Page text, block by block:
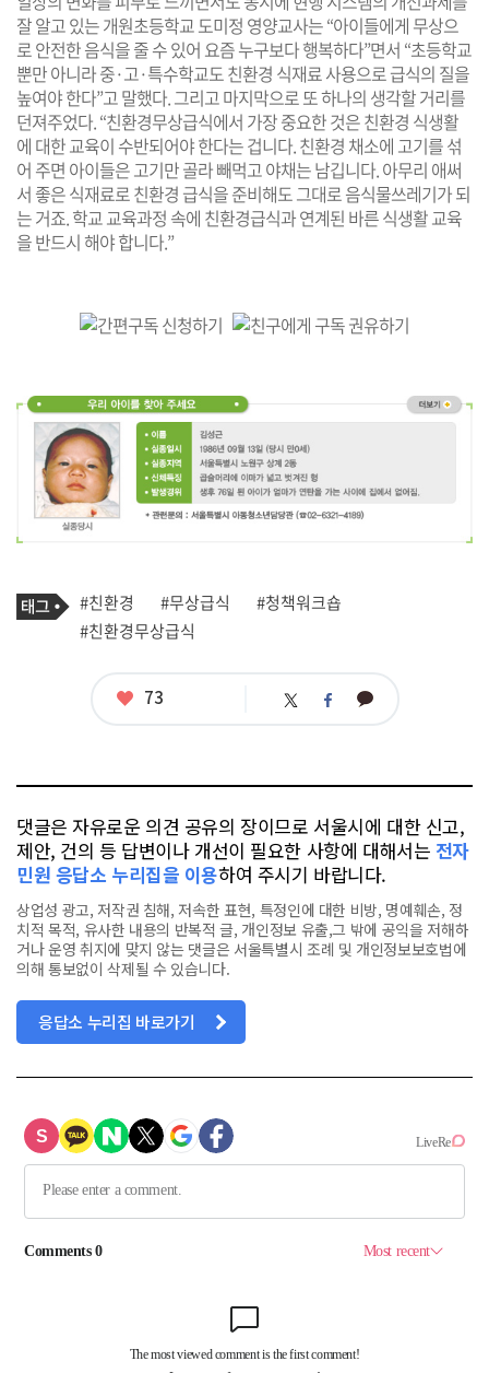
잘 알고 있는 개원초등학교 도미정 영양교사는 “아이들에게 무상으
로 안전한 음식을 줄 수 있어 요즘 누구보다 행복하다”면서 “초등학교
뿐만 아니라 중·고·특수학교도 친환경 식재료 사용으로 급식의 질을
높여야 한다”고 말했다. 그리고 마지막으로 또 하나의 생각할 거리를
던져주었다. “친환경무상급식에서 가장 중요한 것은 친환경 식생활
에 대한 교육이 수반되어야 한다는 겁니다. 친환경 채소에 고기를 섞
어 주면 아이들은 고기만 골라 빼먹고 야채는 남깁니다. 아무리 애써
서 좋은 식재료로 친환경 급식을 준비해도 그대로 음식물쓰레기가 되
는 거죠. 학교 교육과정 속에 친환경급식과 연계된 바른 식생활 교육
을 반드시 해야 합니다.”
기
사
관
련
태
그
#친환경 #무상급식
#청책워크숍
#친환경무상급식
좋
73 트 페 카
댓글은 자유로운 의견 공유의 장이므로 서울시에 대한 신고,
제안, 건의 등 답변이나 개선이 필요한 사항에 대해서는 전자
민원 응답소 누리집을 이용하여 주시기 바랍니다.
상업성 광고, 저작권 침해, 저속한 표현, 특정인에 대한 비방, 명예훼손, 정
치적 목적, 유사한 내용의 반복적 글, 개인정보 유출,그 밖에 공익을 저해하
거나 운영 취지에 맞지 않는 댓글은 서울특별시 조례 및 개인정보보호법에
의해 통보없이 삭제될 수 있습니다.
응답소 누리집 바로가기